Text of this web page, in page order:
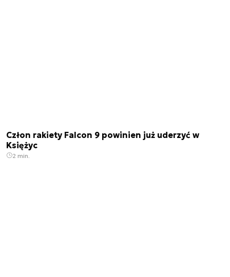
Człon rakiety Falcon 9 powinien już uderzyć w
Księżyc
2 min.